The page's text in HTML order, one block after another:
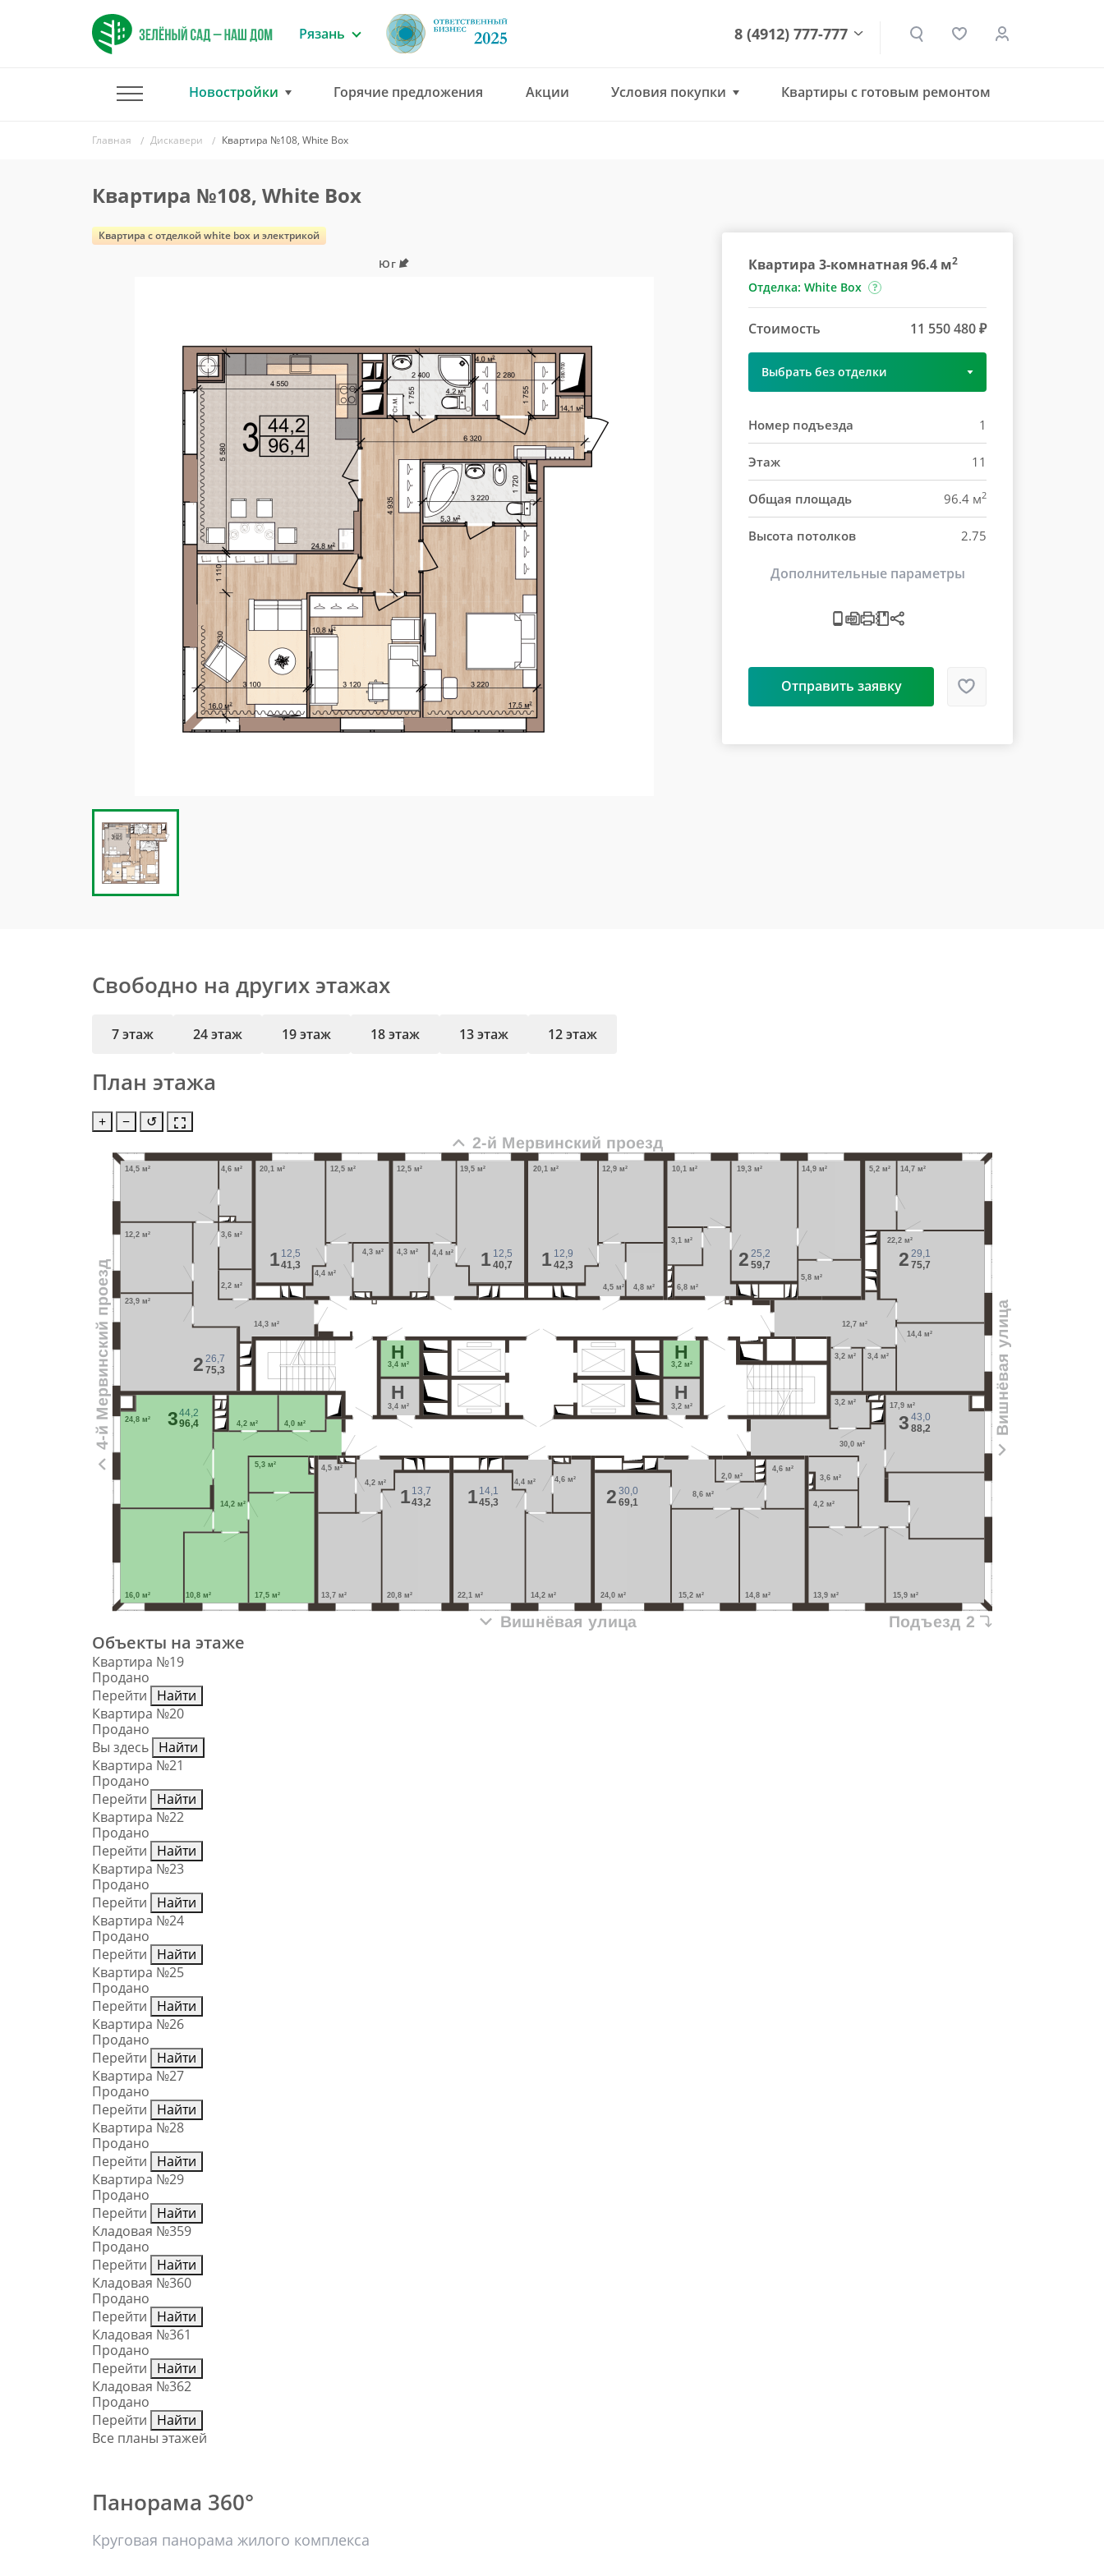
Рязань 8 (4912) 777-777
Новостройки Горячие предложения Акции Условия покупки Квартиры с готовым ремонтом
Главная Дискавери Квартира №108, White Box
Квартира №108, White Box
Квартира c отделкой white box и электрикой
Юг Квартира 3-комнатная 96.4 м2
Отделка: White Box
Стоимость 11 550 480 ₽
Выбрать без отделки
Номер подъезда 1
Этаж 11
Общая площадь 96.4 м2
Высота потолков 2.75
Дополнительные параметры
Отправить заявку
Свободно на других этажах
7 этаж 24 этаж 19 этаж 18 этаж 13 этаж 12 этаж
План этажа
+ − ↺
16,0 м²
14,2 м²
10,8 м² 17,5 м²
12,2 м²
14,5 м²
14,3 м²
13,7 м²
4,2 м²
14,2 м²
4,4 м²
15,2 м² 14,8 м²
8,6 м²
13,9 м²
30,0 м²
15,9 м²
14,4 м²
12,7 м²
14,7 м²
10,1 м²
6,8 м²
14,9 м²
12,9 м²
4,5 м²
12,5 м²
4,4 м²
4,4 м²
12,5 м²
2,2 м²
4,0 м²
3,2 м²
3,2 м²
4,2 м²
5,3 м² 4,5 м²
3,6 м²
4,6 м²
4,3 м² 4,3 м²
4,8 м²
3,1 м²
5,8 м²
5,2 м²
3,4 м²
3,6 м²
4,2 м²
4,6 м²
2,0 м²
4,6 м²
17,9 м²
24,0 м²
22,1 м²
20,8 м²
24,8 м²
23,9 м²
20,1 м² 19,5 м² 20,1 м² 19,3 м²
22,2 м²
3,4 м² 3,2 м²
3,4 м² 3,2 м²
1 13,7
43,2
344,2
96,4
2 26,7
75,3
1 12,5
41,3 1 12,5
40,7 1 12,9
42,3 2 25,2
59,7 2 29,1
75,7
3 43,0
88,2
2 30,0
69,1
1 14,1
45,3
H
H
H
H
Вишнёвая улица
2-й Мервинский проезд
4-й Мервинский проезд
Подъезд 2
Вишнёвая улица
Объекты на этаже
Квартира №19
Продано
Перейти
Найти
Квартира №20
Продано
Вы здесь Найти
Квартира №21
Продано
Перейти
Найти
Квартира №22
Продано
Перейти
Найти
Квартира №23
Продано
Перейти
Найти
Квартира №24
Продано
Перейти
Найти
Квартира №25
Продано
Перейти
Найти
Квартира №26
Продано
Перейти
Найти
Квартира №27
Продано
Перейти
Найти
Квартира №28
Продано
Перейти
Найти
Квартира №29
Продано
Перейти
Найти
Кладовая №359
Продано
Перейти
Найти
Кладовая №360
Продано
Перейти
Найти
Кладовая №361
Продано
Перейти
Найти
Кладовая №362
Продано
Перейти
Найти
Все планы этажей
Панорама 360°
Круговая панорама жилого комплекса